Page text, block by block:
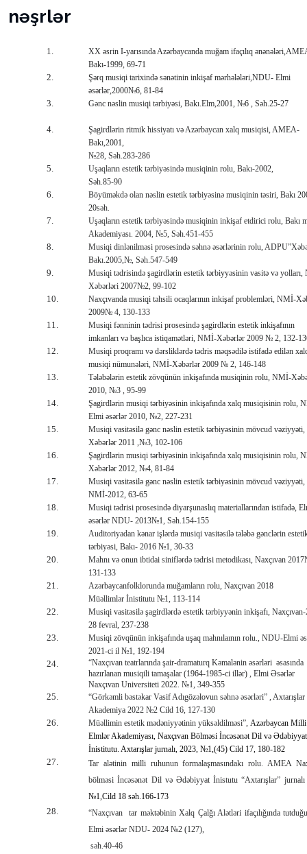
nəşrlər
1.
XX əsrin I-yarısında Azərbaycanda muğam ifaçılıq
Bakı-1999, 69-71
2.
Şərq musiqi tarixində sənətinin inkişaf mərhələləri,NDU- Elmi
əsərlər,2000№6, 81-84
3. Gənc nəslin musiqi tərbiyəsi, Bakı.Elm,2001, №6 , Səh.25-27
4.
Şagirdlərin ritmik hissiyatı və Azərbaycan xalq musiqisi, AMEA-
Bakı,2001,
№28, Səh.283-286
5.
Uşaqların estetik tərbiyəsində musiqinin rolu, Bakı-2002,
Səh.85-90
6.
Böyüməkdə olan nəslin estetik tərbiyəsinə musiqinin təsiri, Bakı
20səh.
7.
Uşaqların estetik tərbiyəsində musiqinin inkişaf etdirici rolu, Bakı
Akademiyası. 2004, №5, Səh.451-455
8.
Musiqi dinlənilməsi prosesində səhnə əsərlərinin rolu,
Bakı.2005,№, Səh.547-549
9.
Musiqi tədrisində şagirdlərin estetik tərbiyyəsinin vasitə və
Xəbərləri 2007№2, 99-102
10.
Naxçıvanda musiqi təhsili ocaqlarının inkişaf problemləri, NMİ-
2009№ 4, 130-133
11.
Musiqi fənninin tədrisi prosesində şagirdlərin estetik inkişafının
imkanları və başlıca istiqamətləri, NMİ-Xəbərlər 2009 № 2, 132-
12.
Musiqi proqramı və dərsliklərdə tədris məqsədilə istifadə edilən
musiqi nümunələri, NMİ-Xəbərlər 2009 № 2, 146-148
13.
Tələbələrin estetik zövqünün inkişafında musiqinin rolu, NMİ-
2010, №3 , 95-99
14.
Şagirdlərin musiqi tərbiyəsinin inkişafında xalq musiqisinin rolu,
Elmi əsərlər 2010, №2, 227-231
15.
Musiqi vasitəsilə gənc nəslin estetik tərbiyəsinin mövcud
Xəbərlər 2011 ,№3, 102-106
16.
Şagirdlərin musiqi tərbiyəsinin inkişafında xalq musiqisinin rolu,
Xəbərlər 2012, №4, 81-84
17.
Musiqi vasitəsilə gənc nəslin estetik tərbiyəsinin mövcud vəziyyəti,
NMİ-2012, 63-65
18.
Musiqi tədrisi prosesində diyarşunaslıq materiallarından istifadə,
əsərlər NDU- 2013№1, Səh.154-155
19.
Auditoriyadan kənar işlərdə musiqi vasitəsilə tələbə gənclərin
tərbiyəsi, Bakı- 2016 №1, 30-33
20.
Mahnı və onun ibtidai siniflərdə tədrisi metodikası, Naxçıvan
131-133
21.
Azərbaycanfolklorunda muğamların rolu, Naxçıvan 2018
Müəllimlər İnistitutu №1, 113-114
22.
Musiqi vasitəsilə şagirdlərdə estetik tərbiyyənin inkişafı,
28 fevral, 237-238
23.
Musiqi zövqünün inkişafında uşaq mahnılaının rolu., NDU-Elmi
2021-ci il №1, 192-194
24. “Naxçıvan teatrlarında şair-dramaturq Kəmalənin əsərləri əsasında
hazırlanan musiqili tamaşalar (1964-1985-ci illər) , Elmi Əsərlər
Naxçıvan Universiteti 2022. №1, 349-355
25.
“Görkəmli bəstəkar Vasif Adıgözəlovun səhnə əsərləri” , Axtarışlar
Akademiya 2022 №2 Cild 16, 127-130
26. Müəllimin estetik mədəniyyətinin yüksəldilməsi”,Azərbaycan Milli
Elmlər Akademiyası, Naxçıvan Bölməsi İncəsənət Dil və Ədəbiyyat
İnistitutu. Axtarışlar jurnalı, 2023, №1,(45) Cild 17, 180-182
27. Tar alətinin milli ruhunun formalaşmasındakı rolu.AMEA
bölməsi İncəsənət Dil və Ədəbiyyat İnistutu “Axtarışlar”
№1,Cild 18 səh.166-173
28. “Naxçıvan
tar məktəbinin Xalq Çalğı Alətləri ifaçılığında
Elmi əsərlər NDU- 2024 №2 (127),
səh.40-46